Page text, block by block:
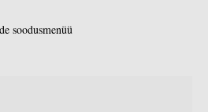
soodusmenüü